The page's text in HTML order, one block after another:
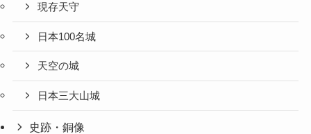
現存天守
日本100名城
天空の城
日本三大山城
史跡・銅像